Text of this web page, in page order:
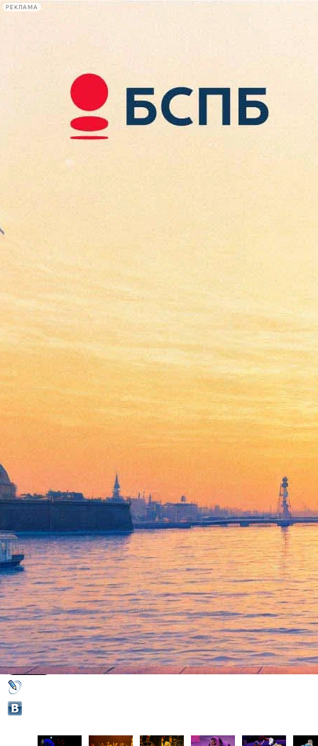
РЕКЛАМА
Сегодня:
2026.08.07
20:28
Афиша Plus
Слава тут рядом, или
Революция по-клоунски
13 января 2014,06:47 Версия для печати